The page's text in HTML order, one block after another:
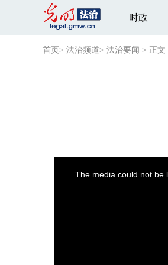
时政
首页 > 法治频道> 法治要闻 > 正文
The media could not be